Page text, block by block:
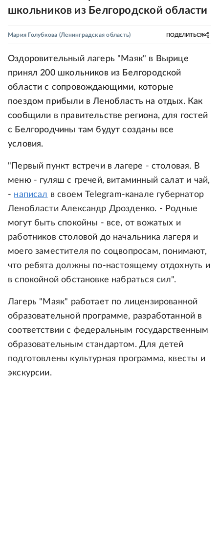
школьников из Белгородской области
Мария Голубкова (Ленинградская область) ПОДЕЛИТЬСЯ
Оздоровительный лагерь "Маяк" в Вырице
принял 200 школьников из Белгородской
области с сопровождающими, которые
поездом прибыли в Ленобласть на отдых. Как
сообщили в правительстве региона, для гостей
с Белгородчины там будут созданы все
условия.
"Первый пункт встречи в лагере - столовая. В
меню - гуляш с гречей, витаминный салат и чай,
- написал в своем Telegram-канале губернатор
Ленобласти Александр Дрозденко. - Родные
могут быть спокойны - все, от вожатых и
работников столовой до начальника лагеря и
моего заместителя по соцвопросам, понимают,
что ребята должны по-настоящему отдохнуть и
в спокойной обстановке набраться сил".
Лагерь "Маяк" работает по лицензированной
образовательной программе, разработанной в
соответствии с федеральным государственным
образовательным стандартом. Для детей
подготовлены культурная программа, квесты и
экскурсии.